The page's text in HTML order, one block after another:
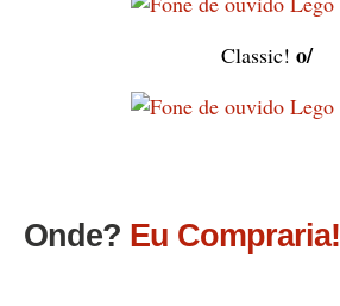
Classic! o/
Onde? Eu Compraria!